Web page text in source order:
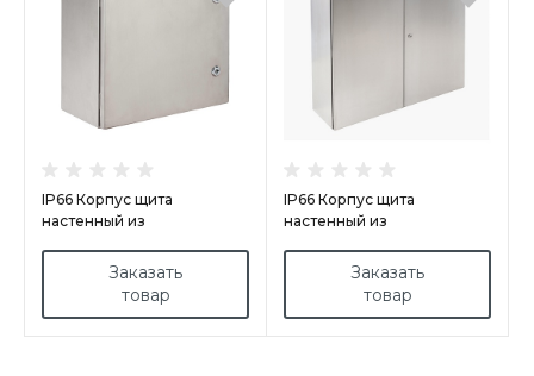
IP66 Корпус щита
настенный из
арт.INX705025Заказать
товар
IP66 Корпус щита
настенный из
арт.INX12010030/PD
Заказать
товар